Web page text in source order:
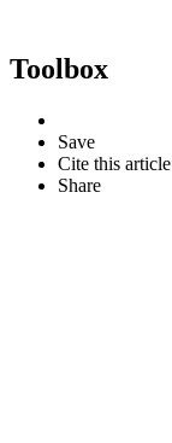
Toolbox
Save
Cite this article
Share